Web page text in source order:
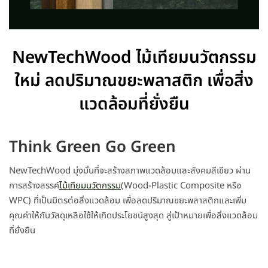
NewTechWood ไม้เทียมนวัตกรรม
ใหม่ ลดปริมาณขยะพลาสติก เพื่อสิ่ง
แวดล้อมที่ยั่งยืน
Think Green Go Green
NewTechWood มุ่งมั่นที่จะสร้างสภาพแวดล้อมและสังคมสีเขียว ผ่าน
การสร้างสรรค์ไม้เทียมนวัตกรรม(Wood-Plastic Composite หรือ
WPC) ที่เป็นมิตรต่อสิ่งแวดล้อม เพื่อลดปริมาณขยะพลาสติกและเพิ่ม
คุณค่าให้กับวัสดุเหลือใช้ให้เกิดประโยชน์สูงสุด สู่เป้าหมายเพื่อสิ่งแวดล้อม
ที่ยั่งยืน